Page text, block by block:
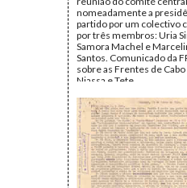
nomeadamente a
partido por um colectivo
por três membros: Uria
Samora Machel e
Santos. Comunicado da
sobre as Frentes de
Niassa e Tete.
Segunda, 28 de Abril de
Fundo:Isabel do Carmo/
Antunes
Tipo Documental:
Página(s):13